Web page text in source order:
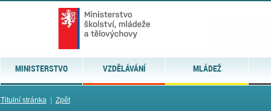
MINISTERSTVO VZDĚLÁVÁNÍ MLÁDEŽ
Titulní stránka| Zpět